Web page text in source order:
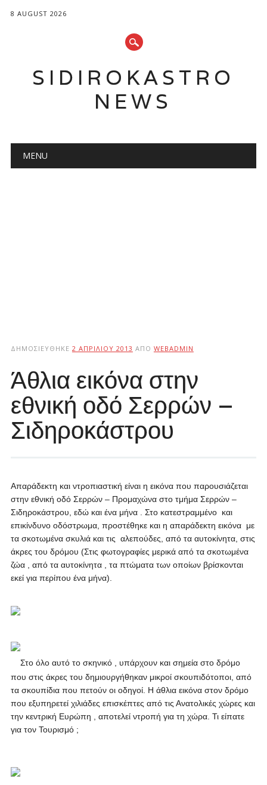
8 AUGUST 2026
SIDIROKASTRO
NEWS
Main menu
MENU
ΔΗΜΟΣΙΕΎΘΗΚΕ 2 ΑΠΡΙΛΊΟΥ 2013 ΑΠΌ WEBADMIN
Άθλια εικόνα στην
εθνική οδό Σερρών –
Σιδηροκάστρου
Απαράδεκτη και ντροπιαστική είναι η εικόνα που παρουσιάζεται
στην εθνική οδό Σερρών – Προμαχώνα στο τμήμα Σερρών –
Σιδηροκάστρου, εδώ και ένα μήνα . Στο κατεστραμμένο και
επικίνδυνο οδόστρωμα, προστέθηκε και η απαράδεκτη εικόνα με
τα σκοτωμένα σκυλιά και τις αλεπούδες, από τα αυτοκίνητα, στις
άκρες του δρόμου (Στις φωτογραφίες μερικά από τα σκοτωμένα
ζώα , από τα αυτοκίνητα , τα πτώματα των οποίων βρίσκονται
εκεί για περίπου ένα μήνα).
Στο όλο αυτό το σκηνικό , υπάρχουν και σημεία στο δρόμο
που στις άκρες του δημιουργήθηκαν μικροί σκουπιδότοποι, από
τα σκουπίδια που πετούν οι οδηγοί. Η άθλια εικόνα στον δρόμο
που εξυπηρετεί χιλιάδες επισκέπτες από τις Ανατολικές χώρες και
την κεντρική Ευρώπη , αποτελεί ντροπή για τη χώρα. Τι είπατε
για τον Τουρισμό ;